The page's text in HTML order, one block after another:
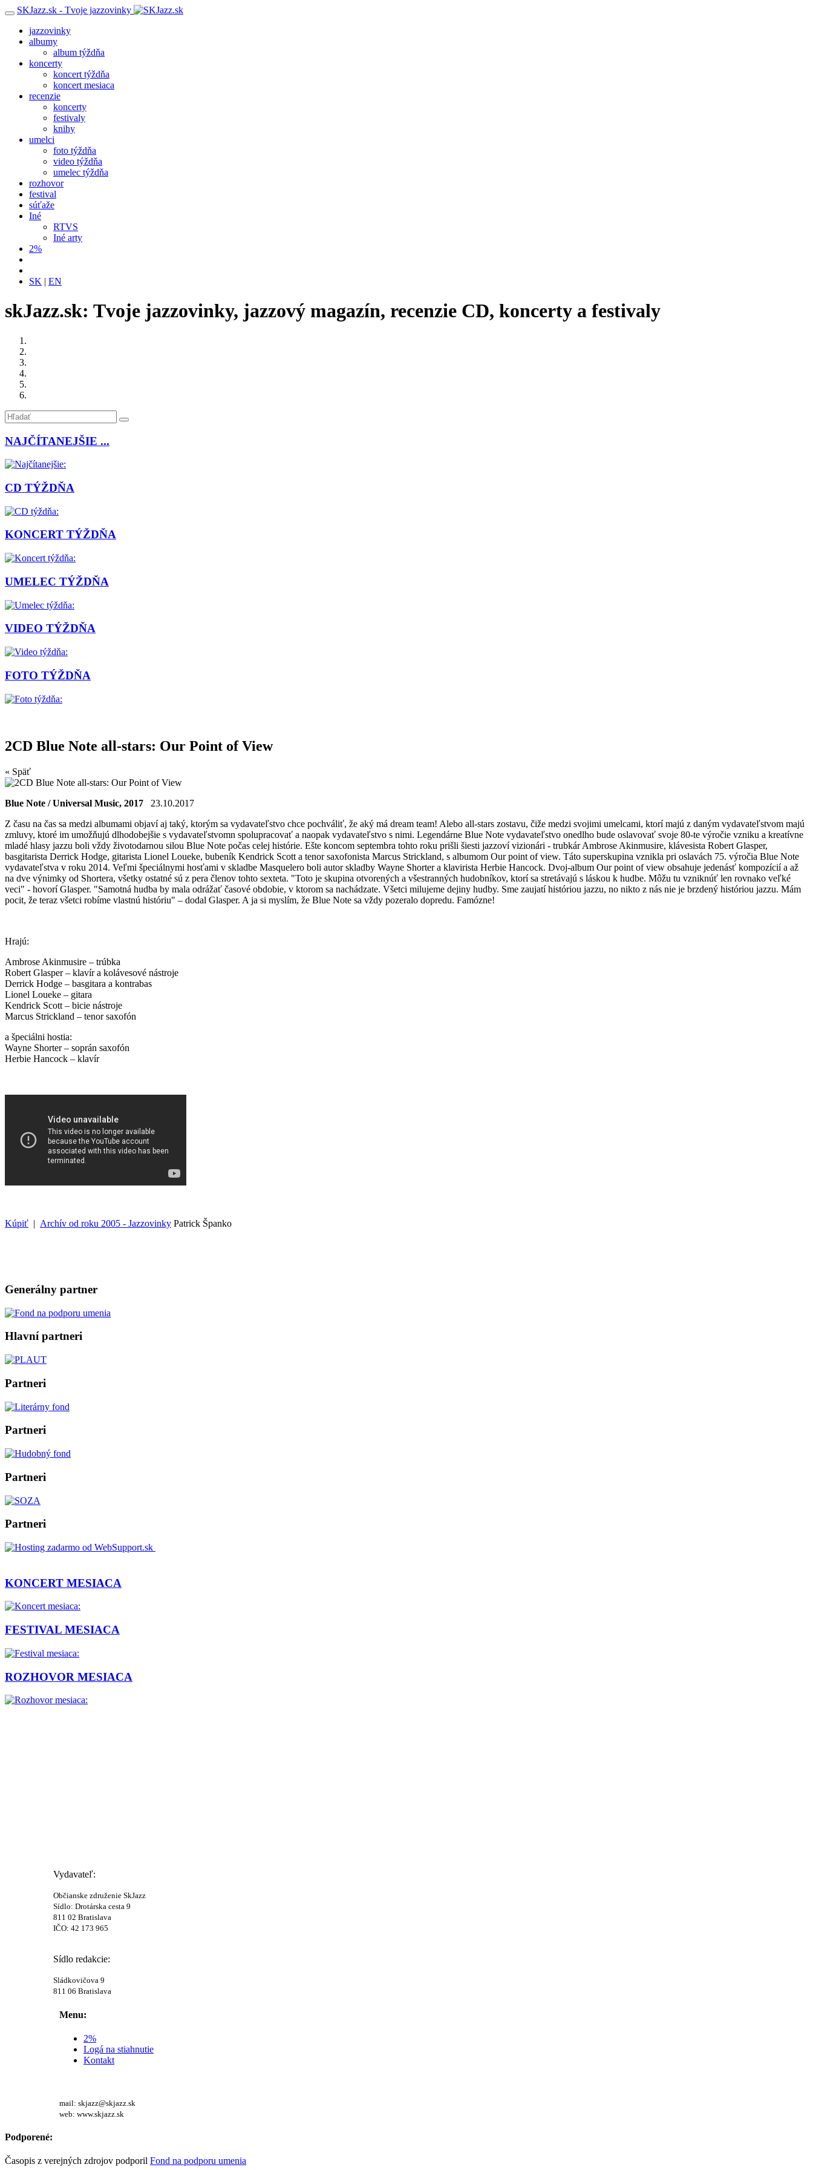
SKJazz.sk - Tvoje jazzovinky
jazzovinky
albumy
album týždňa
koncerty
koncert týždňa
koncert mesiaca
recenzie
koncerty
festivaly
knihy
umelci
foto týždňa
video týždňa
umelec týždňa
rozhovor
festival
súťaže
Iné
RTVS
Iné arty
2%
SK | EN
skJazz.sk: Tvoje jazzovinky, jazzový magazín, recenzie CD, koncerty a festivaly
NAJČÍTANEJŠIE ...
CD TÝŽDŇA
KONCERT TÝŽDŇA
UMELEC TÝŽDŇA
VIDEO TÝŽDŇA
FOTO TÝŽDŇA
2CD Blue Note all-stars: Our Point of View
« Späť
Blue Note / Universal Music, 2017 23.10.2017
Z času na čas sa medzi albumami objaví aj taký, ktorým sa vydavateľstvo chce pochváliť, že aký má dream team! Alebo all-stars zostavu, čiže medzi svojimi umelcami, ktorí majú z daným vydavateľstvom majú
zmluvy, ktoré im umožňujú dlhodobejšie s vydavateľstvomn spolupracovať a naopak vydavateľstvo s nimi. Legendárne Blue Note vydavateľstvo onedlho bude oslavovať svoje 80-te výročie vzniku a kreatívne
mladé hlasy jazzu boli vždy životodarnou silou Blue Note počas celej histórie. Ešte koncom septembra tohto roku prišli šiesti jazzoví vizionári - trubkár Ambrose Akinmusire, klávesista Robert Glasper,
basgitarista Derrick Hodge, gitarista Lionel Loueke, bubeník Kendrick Scott a tenor saxofonista Marcus Strickland, s albumom Our point of view. Táto superskupina vznikla pri oslavách 75. výročia Blue Note
vydavateľstva v roku 2014. Veľmi špeciálnymi hosťami v skladbe Masquelero boli autor skladby Wayne Shorter a klavirista Herbie Hancock. Dvoj-album Our point of view obsahuje jedenásť kompozícií a až
na dve výnimky od Shortera, všetky ostatné sú z pera členov tohto sexteta. "Toto je skupina otvorených a všestranných hudobníkov, ktorí sa stretávajú s láskou k hudbe. Môžu tu vzniknúť len rovnako veľké
veci" - hovorí Glasper. "Samotná hudba by mala odrážať časové obdobie, v ktorom sa nachádzate. Všetci milujeme dejiny hudby. Sme zaujatí históriou jazzu, no nikto z nás nie je brzdený históriou jazzu. Mám
pocit, že teraz všetci robíme vlastnú históriu" – dodal Glasper. A ja si myslím, že Blue Note sa vždy pozeralo dopredu. Famózne!
Hrajú:
Ambrose Akinmusire – trúbka
Robert Glasper – klavír a kolávesové nástroje
Derrick Hodge – basgitara a kontrabas
Lionel Loueke – gitara
Kendrick Scott – bicie nástroje
Marcus Strickland – tenor saxofón
a špeciálni hostia:
Wayne Shorter – soprán saxofón
Herbie Hancock – klavír
Kúpiť | Archív od roku 2005 - Jazzovinky Patrick Španko
Generálny partner
Hlavní partneri
Partneri
Partneri
Partneri
Partneri
KONCERT MESIACA
FESTIVAL MESIACA
ROZHOVOR MESIACA
Vydavateľ:
Občianske združenie SkJazz
Sídlo: Drotárska cesta 9
811 02 Bratislava
IČO: 42 173 965
Sídlo redakcie:
Sládkovičova 9
811 06 Bratislava
Menu:
2%
Logá na stiahnutie
Kontakt
mail: skjazz@skjazz.sk
web: www.skjazz.sk
Podporené:
Časopis z verejných zdrojov podporil Fond na podporu umenia